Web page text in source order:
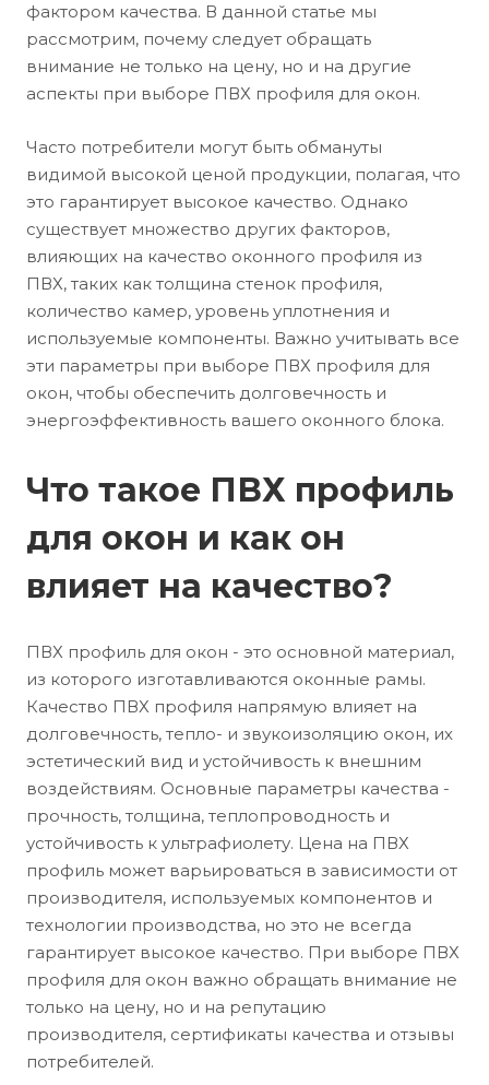
фактором качества. В данной статье мы
рассмотрим, почему следует обращать
внимание не только на цену, но и на другие
аспекты при выборе ПВХ профиля для окон.
Часто потребители могут быть обмануты
видимой высокой ценой продукции, полагая, что
это гарантирует высокое качество. Однако
существует множество других факторов,
влияющих на качество оконного профиля из
ПВХ, таких как толщина стенок профиля,
количество камер, уровень уплотнения и
используемые компоненты. Важно учитывать все
эти параметры при выборе ПВХ профиля для
окон, чтобы обеспечить долговечность и
энергоэффективность вашего оконного блока.
Что такое ПВХ профиль
для окон и как он
влияет на качество?
ПВХ профиль для окон - это основной материал,
из которого изготавливаются оконные рамы.
Качество ПВХ профиля напрямую влияет на
долговечность, тепло- и звукоизоляцию окон, их
эстетический вид и устойчивость к внешним
воздействиям. Основные параметры качества -
прочность, толщина, теплопроводность и
устойчивость к ультрафиолету. Цена на ПВХ
профиль может варьироваться в зависимости от
производителя, используемых компонентов и
технологии производства, но это не всегда
гарантирует высокое качество. При выборе ПВХ
профиля для окон важно обращать внимание не
только на цену, но и на репутацию
производителя, сертификаты качества и отзывы
потребителей.